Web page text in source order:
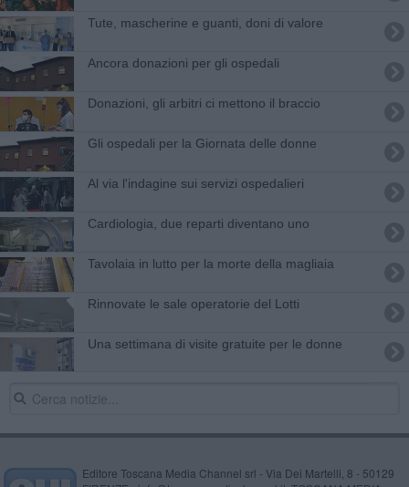
Tute, mascherine e guanti, doni di valore
Ancora donazioni per gli ospedali
Donazioni, gli arbitri ci mettono il braccio
Gli ospedali per la Giornata delle donne
Al via l'indagine sui servizi ospedalieri
Cardiologia, due reparti diventano uno
Tavolaia in lutto per la morte della magliaia
Rinnovate le sale operatorie del Lotti
Una settimana di visite gratuite per le donne
Editore Toscana Media Channel srl - Via Dei Martelli, 8 - 50129